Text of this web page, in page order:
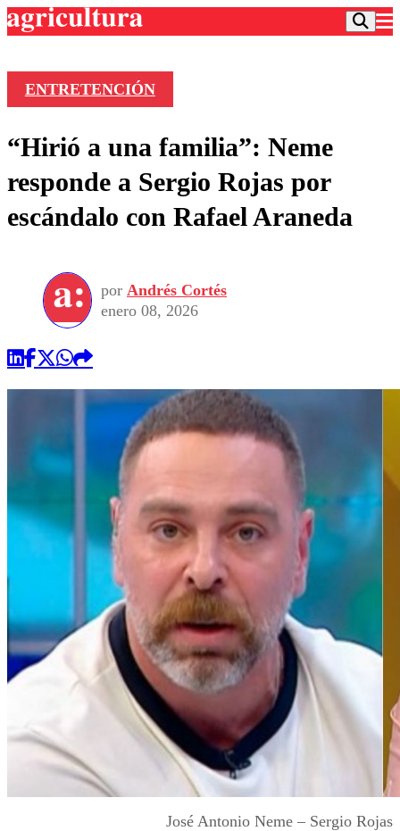
Frecuencias
Agricultura TV
Deportes
Colo Colo
Seleccion Chilena
Torneo Internacional
Universidad de Chile
Entretención
Economía
Internacional
Sustentabilidad
Publicaciones en medios
Opinión
ENTRETENCIÓN
“Hirió a una familia”: Neme
responde a Sergio Rojas por
escándalo con Rafael Araneda
por Andrés Cortés
enero 08, 2026
José Antonio Neme – Sergio Rojas